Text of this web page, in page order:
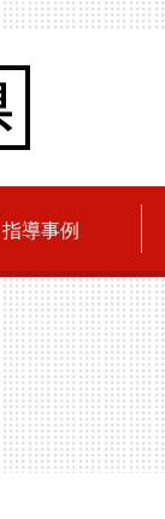
指導事例
え方。